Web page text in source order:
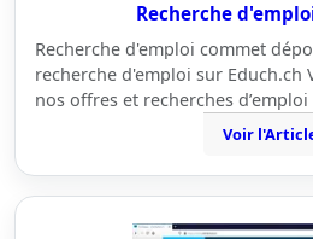
Recherche
Recherche d'emploi commet
recherche d'emploi sur Educh.ch
nos offres et recherches
Voir